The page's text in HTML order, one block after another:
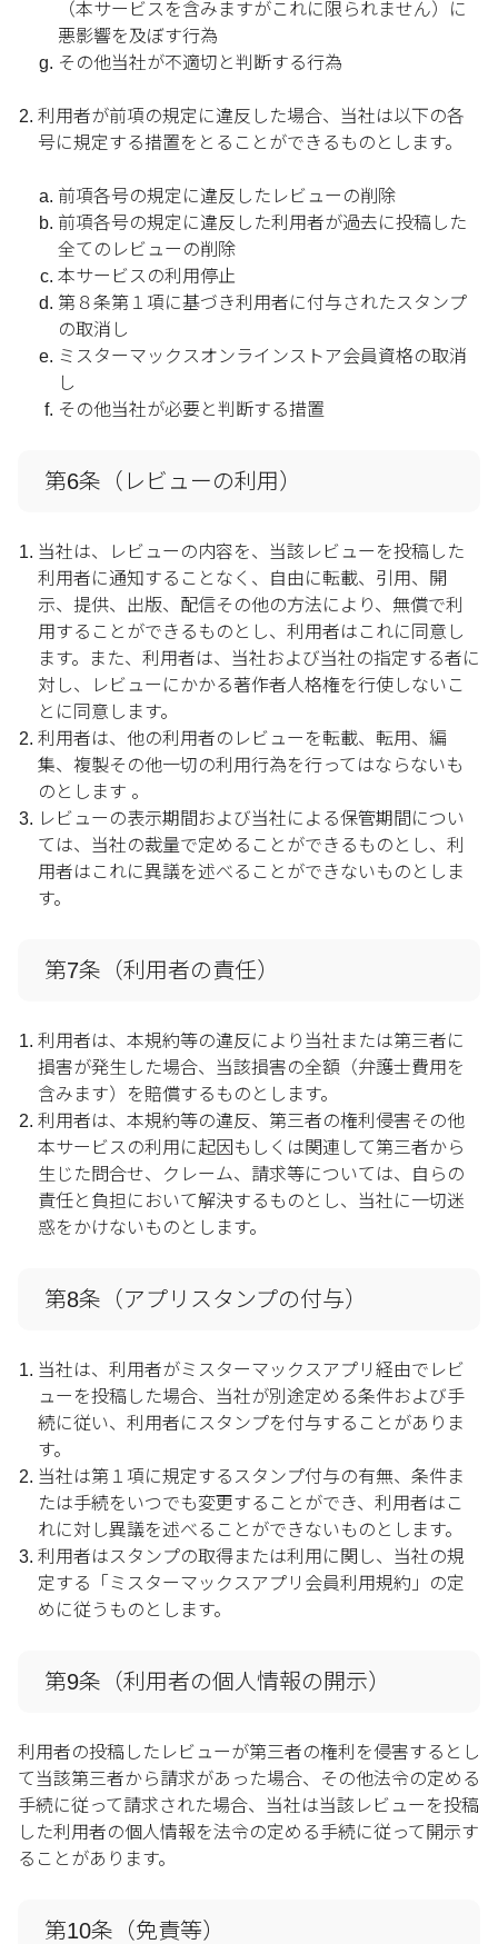
（本サービスを含みますがこれに限られません）に
悪影響を及ぼす行為
その他当社が不適切と判断する行為
利用者が前項の規定に違反した場合、当社は以下の各
号に規定する措置をとることができるものとします。
前項各号の規定に違反したレビューの削除
前項各号の規定に違反した利用者が過去に投稿した
全てのレビューの削除
本サービスの利用停止
第８条第１項に基づき利用者に付与されたスタンプ
の取消し
ミスターマックスオンラインストア会員資格の取消
し
その他当社が必要と判断する措置
第6条（レビューの利用）
当社は、レビューの内容を、当該レビューを投稿した
利用者に通知することなく、自由に転載、引用、開
示、提供、出版、配信その他の方法により、無償で利
用することができるものとし、利用者はこれに同意し
ます。また、利用者は、当社および当社の指定する者に
対し、レビューにかかる著作者人格権を行使しないこ
とに同意します。
利用者は、他の利用者のレビューを転載、転用、編
集、複製その他一切の利用行為を行ってはならないも
のとします 。
レビューの表示期間および当社による保管期間につい
ては、当社の裁量で定めることができるものとし、利
用者はこれに異議を述べることができないものとしま
す。
第7条（利用者の責任）
利用者は、本規約等の違反により当社または第三者に
損害が発生した場合、当該損害の全額（弁護士費用を
含みます）を賠償するものとします。
利用者は、本規約等の違反、第三者の権利侵害その他
本サービスの利用に起因もしくは関連して第三者から
生じた問合せ、クレーム、請求等については、自らの
責任と負担において解決するものとし、当社に一切迷
惑をかけないものとします。
第8条（アプリスタンプの付与）
当社は、利用者がミスターマックスアプリ経由でレビ
ューを投稿した場合、当社が別途定める条件および手
続に従い、利用者にスタンプを付与することがありま
す。
当社は第１項に規定するスタンプ付与の有無、条件ま
たは手続をいつでも変更することができ、利用者はこ
れに対し異議を述べることができないものとします。
利用者はスタンプの取得または利用に関し、当社の規
定する「ミスターマックスアプリ会員利用規約」の定
めに従うものとします。
第9条（利用者の個人情報の開示）
利用者の投稿したレビューが第三者の権利を侵害するとし
て当該第三者から請求があった場合、その他法令の定める
手続に従って請求された場合、当社は当該レビューを投稿
した利用者の個人情報を法令の定める手続に従って開示す
ることがあります。
第10条（免責等）